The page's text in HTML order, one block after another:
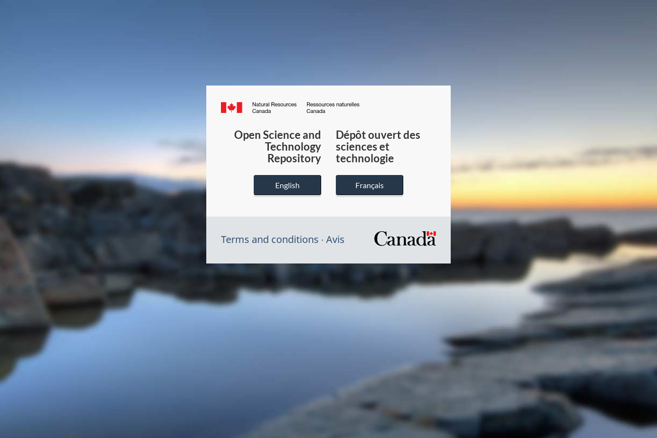
Canada.ca
du
Canada
Open Science and
Technology
Repository
English
Dépôt ouvert des
sciences et
technologie
Français
Terms and conditions Avis
/
Symbole
gouvernement